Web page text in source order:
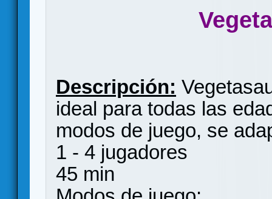
Descripción:
ideal para todas las
modos de juego, se
1 - 4 jugadores
45 min